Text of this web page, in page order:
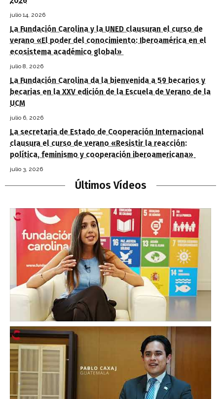
julio 14, 2026
La Fundación Carolina y la UNED clausuran el curso de
verano «El poder del conocimiento: Iberoamérica en el
ecosistema académico global»
julio 8, 2026
La Fundación Carolina da la bienvenida a 59 becarios y
becarias en la XXV edición de la Escuela de Verano de la
UCM
julio 6, 2026
La secretaria de Estado de Cooperación Internacional
clausura el curso de verano «Resistir la reacción:
política, feminismo y cooperación iberoamericana»
julio 3, 2026
Últimos Vídeos